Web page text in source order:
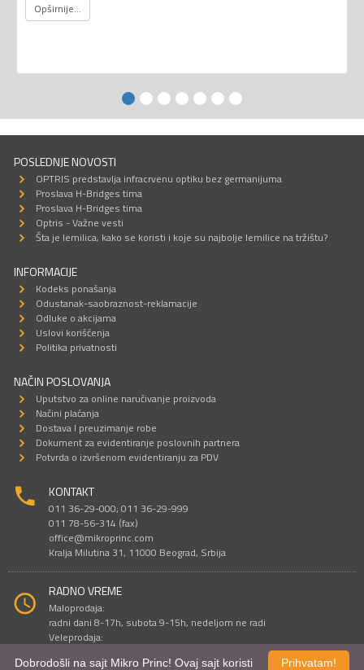
Opširnije...
POSLEDNJE NOVOSTI
OPTRIS predstavlja infracrvenu optiku bez germanijuma
Proslava H-Bridges tima
Proslava H-Bridges tima
Optris - Važne vesti
Šta je lemilica, kako se koristi i koje su najbolje lemilice na tržištu?
INFORMACIJE
Kodeks ponašanja
Odustanak-saobraznost-reklamacije
Odluke o akcijama
Uslovi korišćenja
Politika privatnosti
NAČIN POSLOVANJA
Uputstvo za online naručivanje proizvoda
Načini plaćanja
Dostava I preuzimanje robe
Dokument za evidentiranje poslovnih partnera
Potvrda o izvršenom evidentiranju za PDV
KONTAKT
011 36-29-000; 011 36-29-999
011 78-56-314 (fax)
office@mikroprinc.com
Kralja Milutina 31, 11000 Beograd, Srbija
RADNO VREME
Maloprodaja:
radni dani 8-17h, subota 9-15h, nedeljom ne radi
Veleprodaja:
Prihvatam!
Dobrodošli na sajt Mikro Princ! Ovaj sajt koristi